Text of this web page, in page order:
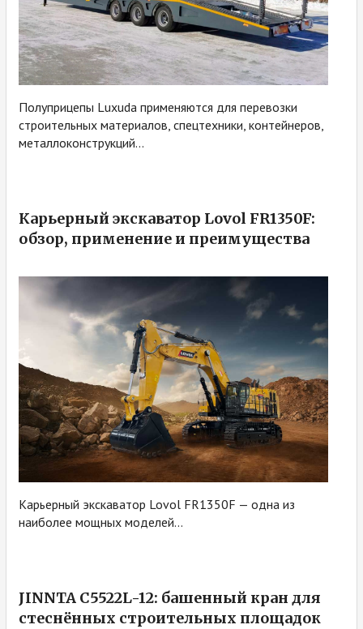
Полуприцепы Luxuda применяются для перевозки
строительных материалов, спецтехники, контейнеров,
металлоконструкций...
Карьерный экскаватор Lovol FR1350F:
обзор, применение и преимущества
Карьерный экскаватор Lovol FR1350F — одна из
наиболее мощных моделей...
JINNTA C5522L-12: башенный кран для
стеснённых строительных площадок